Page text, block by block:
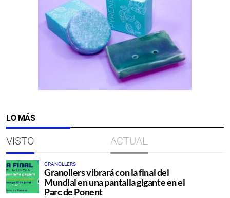
LO MÁS
VISTO ACTUAL
GRANOLLERS
Granollers vibrará con la final del
Mundial en una pantalla gigante en el
Parc de Ponent